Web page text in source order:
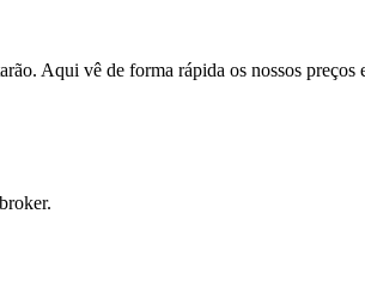
Aqui vê de forma rápida os nossos preços